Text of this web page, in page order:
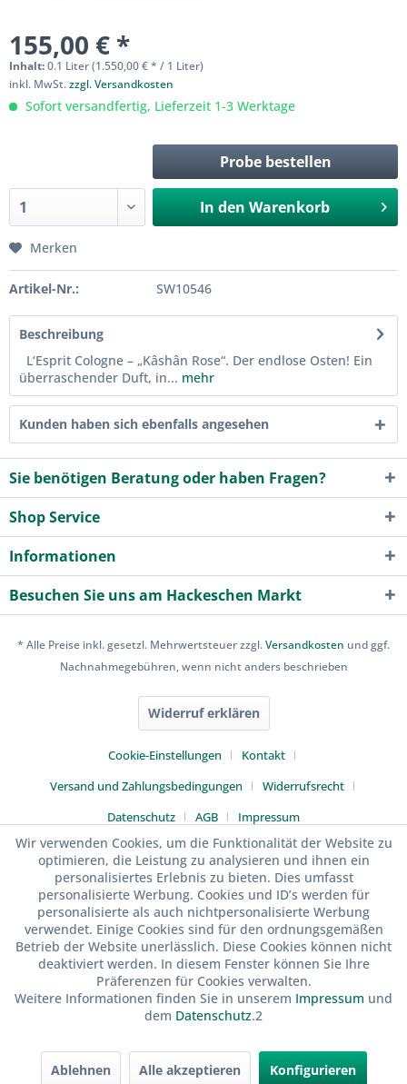
155,00 € *
Inhalt:0.1 Liter (1.550,00 € * / 1 Liter)
inkl. MwSt.zzgl. Versandkosten
Sofort versandfertig, Lieferzeit 1-3 Werktage
Probe bestellen
In den Warenkorb
Merken
Artikel-Nr.: SW10546
Beschreibung
L‘Esprit Cologne – „Kâshân Rose“. Der endlose Osten! Ein
überraschender Duft, in... mehr
Kunden haben sich ebenfalls angesehen
Sie benötigen Beratung oder haben Fragen?
Shop Service
Informationen
Besuchen Sie uns am Hackeschen Markt
* Alle Preise inkl. gesetzl. Mehrwertsteuer zzgl.Versandkosten und ggf.
Nachnahmegebühren, wenn nicht anders beschrieben
Widerruf erklären
Cookie-Einstellungen
Kontakt
Versand und Zahlungsbedingungen
Widerrufsrecht
Datenschutz
AGB Impressum
Wir verwenden Cookies, um die Funktionalität der Website zu
optimieren, die Leistung zu analysieren und ihnen ein
personalisiertes Erlebnis zu bieten. Dies umfasst
personalisierte Werbung. Cookies und ID’s werden für
personalisierte als auch nichtpersonalisierte Werbung
verwendet. Einige Cookies sind für den ordnungsgemäßen
Betrieb der Website unerlässlich. Diese Cookies können nicht
deaktiviert werden. In diesem Fenster können Sie Ihre
Präferenzen für Cookies verwalten.
Weitere Informationen finden Sie in unserem Impressum und
dem Datenschutz.2
Ablehnen Alle akzeptieren Konfigurieren